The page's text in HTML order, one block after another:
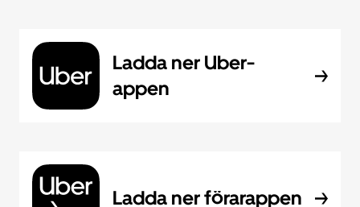
Ladda ner Uber-
appen
Ladda ner förarappen